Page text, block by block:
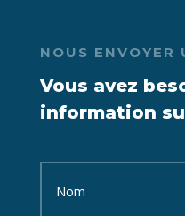
NOUS ENVOYER
Vous avez
information